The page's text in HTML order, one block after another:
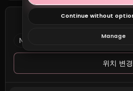
내 주변 이벤트
Near Evansville, Indiana 250마
위치 변경
Continue without
Manage